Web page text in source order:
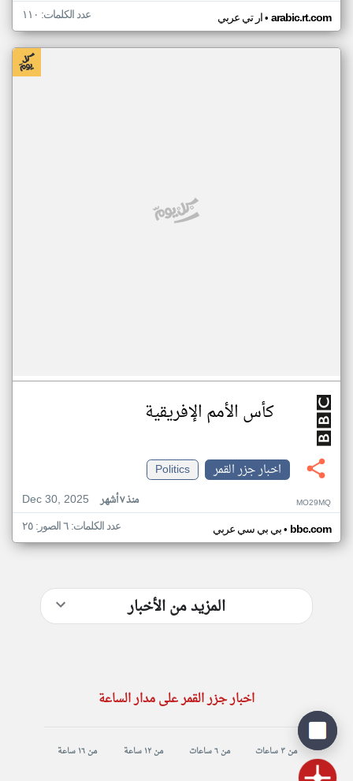
ار تي عربي• arabic.rt.com عدد الكلمات: ١١٠
كأس الأمم الإفريقية
اخبار جزر القمر
Politics
Dec 30, 2025
منذ ٧ أشهر MO29MQ
بي بي سي عربي• bbc.com عدد الكلمات: ٦ الصور: ٢٥
المزيد من الأخبار
اخبار جزر القمر على مدار الساعة
من ٣ ساعات من ٦ ساعات من ١٢ ساعة من ١٦ ساعة